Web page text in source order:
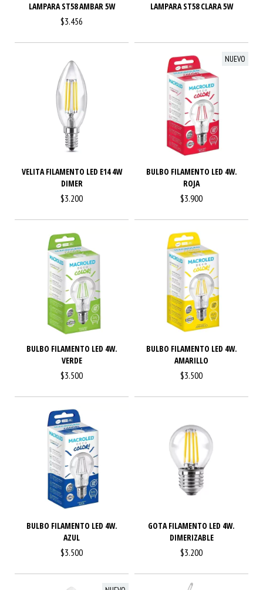
LAMPARA ST58 AMBAR 5W
$3.456
LAMPARA ST58 CLARA 5W
VELITA FILAMENTO LED E14 4W
DIMER
$3.200
NUEVO
BULBO FILAMENTO LED 4W.
ROJA
$3.900
BULBO FILAMENTO LED 4W.
VERDE
$3.500
BULBO FILAMENTO LED 4W.
AMARILLO
$3.500
BULBO FILAMENTO LED 4W.
AZUL
$3.500
GOTA FILAMENTO LED 4W.
DIMERIZABLE
$3.200